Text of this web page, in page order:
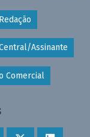
Assinante
Comercial